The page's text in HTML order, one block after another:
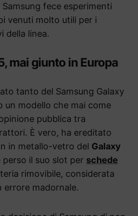
fece esperimenti
venuti molto utili per i
della linea.
mai giunto in Europa
tanto del Samsung Galaxy
un modello che mai come
pubblica tra
È vero, ha ereditato
in metallo-vetro del Galaxy
perso il suo slot per schede
rimovibile, considerata
errore madornale.